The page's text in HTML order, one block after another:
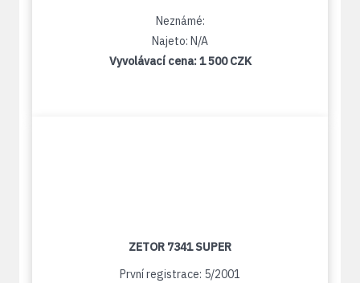
Neznámé:
Najeto: N/A
Vyvolávací cena:1 500 CZK
ZETOR 7341 SUPER
První registrace: 5/2001